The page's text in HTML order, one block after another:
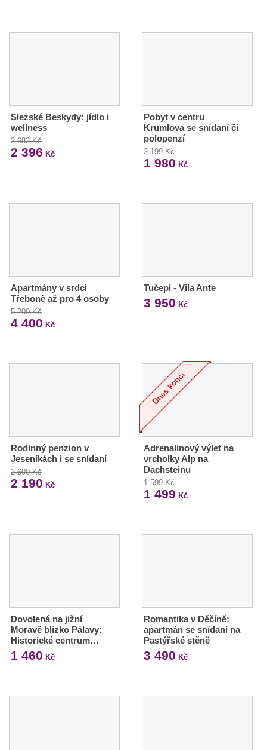
Slezské Beskydy: jídlo i
wellness
2 683 Kč
2 396 Kč
Pobyt v centru
Krumlova se snídaní či
polopenzí
2 199 Kč
1 980 Kč
Apartmány v srdci
Třeboně až pro 4 osoby
5 200 Kč
4 400 Kč
Tučepi - Vila Ante
3 950 Kč
Rodinný penzion v
Jeseníkách i se snídaní
2 600 Kč
2 190 Kč
Adrenalinový výlet na
vrcholky Alp na
Dachsteinu
1 599 Kč
1 499 Kč
Dovolená na jižní
Moravě blízko Pálavy:
Historické centrum…
1 460 Kč
Romantika v Děčíně:
apartmán se snídaní na
Pastýřské stěně
3 490 Kč